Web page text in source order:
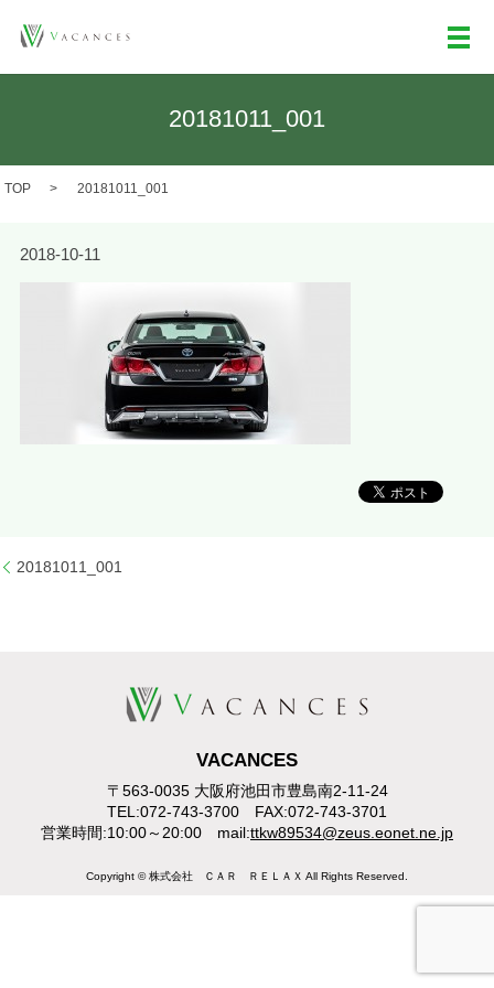
メ
20181011_001
TOP 20181011_001
2018-10-11
20181011_001
VACANCES
〒563-0035 大阪府池田市豊島南2-11-24
TEL:072-743-3700 FAX:072-743-3701
営業時間:10:00～20:00 mail:ttkw89534@zeus.eonet.ne.jp
Copyright © 株式会社 ＣＡＲ ＲＥＬＡＸ All Rights Reserved.